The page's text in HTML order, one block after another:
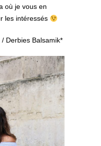
où je vous en
les intéressés
/ Derbies Balsamik*